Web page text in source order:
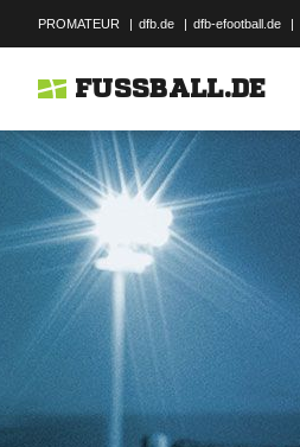
PROMATEUR | dfb.de | dfb-efootball.de |
FUSSBALL.DE